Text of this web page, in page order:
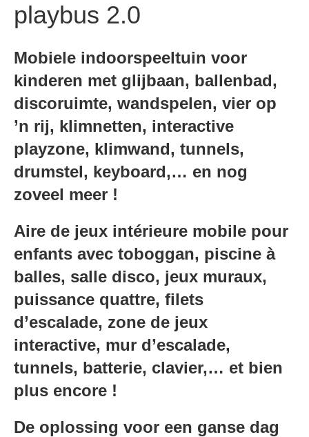
playbus 2.0
Mobiele indoorspeeltuin voor
kinderen met glijbaan, ballenbad,
discoruimte, wandspelen, vier op
’n rij, klimnetten, interactive
playzone, klimwand, tunnels,
drumstel, keyboard,… en nog
zoveel meer !
Aire de jeux intérieure mobile pour
enfants avec toboggan, piscine à
balles, salle disco, jeux muraux,
puissance quattre, filets
d’escalade, zone de jeux
interactive, mur d’escalade,
tunnels, batterie, clavier,… et bien
plus encore !
De oplossing voor een ganse dag